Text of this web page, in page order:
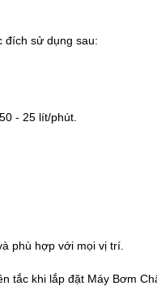
đích sử dụng sau:
- 25 lít/phút.
phù hợp với mọi vị trí.
tắc khi lắp đặt Máy Bơm